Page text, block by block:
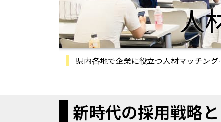
人
県内各地で企業に役立つ人材マッチン
新時代の採用戦略